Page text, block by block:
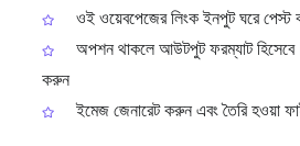
ওই ওয়েবপেজের লিংক ইনপুট ঘরে
অপশন থাকলে আউটপুট ফরম্যাট হিসেবে
করুন
ইমেজ জেনারেট করুন এবং তৈরি হওয়া